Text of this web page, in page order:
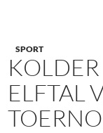
SPORT
ELFTAL